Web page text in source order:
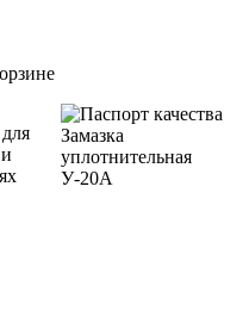
для